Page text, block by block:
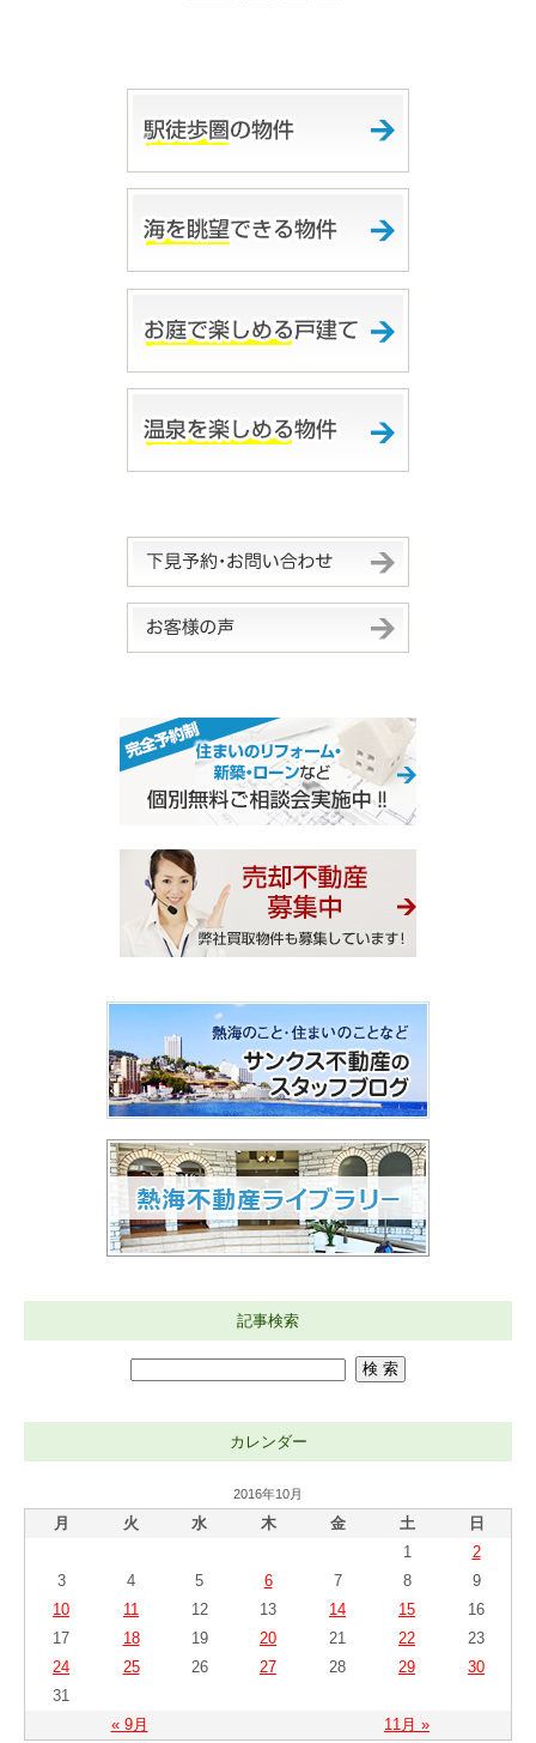
記事検索
カレンダー
2016年10月
月 火 水 木 金 土 日
« 9月 11月 »
1
2
3
4 5 6 7 8
9
10
11 12 13 14 15
16
17
18 19 20 21 22
23
24
25 26 27 28 29
30
31